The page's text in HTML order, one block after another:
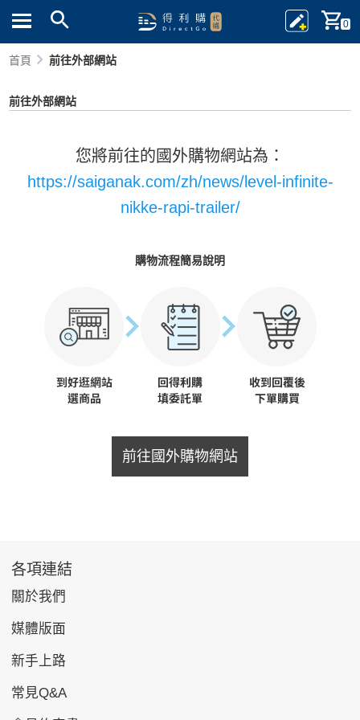
0
首頁 前往外部網站
前往外部網站
您將前往的國外購物網站為：
https://saiganak.com/zh/news/level-infinite-
nikke-rapi-trailer/
購物流程簡易說明
前往國外購物網站
各項連結
關於我們
媒體版面
新手上路
常見Q&A